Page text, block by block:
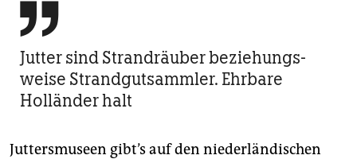

Jutter sind Strand­räuber beziehungs­
weise Strandgut­sammler. Ehrbare
Holländer halt
Juttersmuseen gibt’s auf den niederländischen